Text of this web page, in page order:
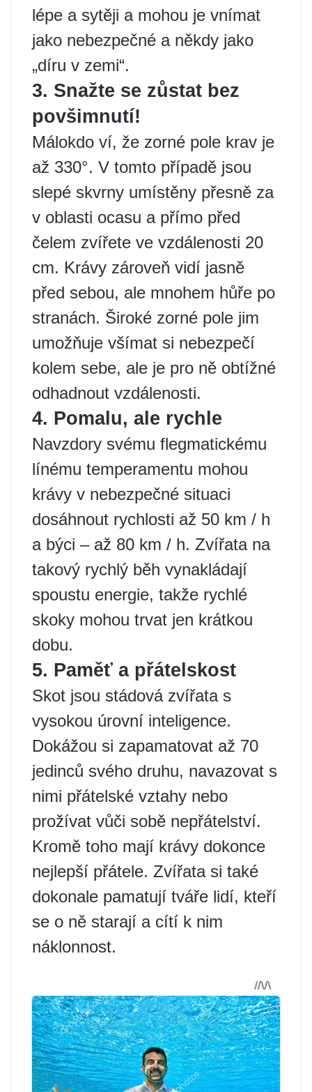
lépe a sytěji a mohou je vnímat
jako nebezpečné a někdy jako
„díru v zemi“.
3. Snažte se zůstat bez
povšimnutí!
Málokdo ví, že zorné pole krav je
až 330°. V tomto případě jsou
slepé skvrny umístěny přesně za
v oblasti ocasu a přímo před
čelem zvířete ve vzdálenosti 20
cm. Krávy zároveň vidí jasně
před sebou, ale mnohem hůře po
stranách. Široké zorné pole jim
umožňuje všímat si nebezpečí
kolem sebe, ale je pro ně obtížné
odhadnout vzdálenosti.
4. Pomalu, ale rychle
Navzdory svému flegmatickému
línému temperamentu mohou
krávy v nebezpečné situaci
dosáhnout rychlosti až 50 km / h
a býci – až 80 km / h. Zvířata na
takový rychlý běh vynakládají
spoustu energie, takže rychlé
skoky mohou trvat jen krátkou
dobu.
5. Paměť a přátelskost
Skot jsou stádová zvířata s
vysokou úrovní inteligence.
Dokážou si zapamatovat až 70
jedinců svého druhu, navazovat s
nimi přátelské vztahy nebo
prožívat vůči sobě nepřátelství.
Kromě toho mají krávy dokonce
nejlepší přátele. Zvířata si také
dokonale pamatují tváře lidí, kteří
se o ně starají a cítí k nim
náklonnost.